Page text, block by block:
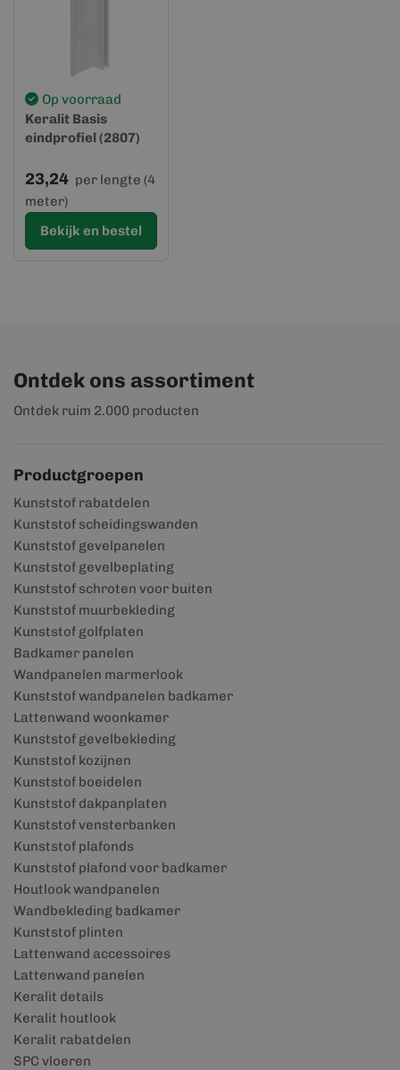
Op voorraad
Keralit Basis
eindprofiel (2807)
23,24 per lengte (4
meter)
Bekijk en bestel
Ontdek ons assortiment
Ontdek ruim 2.000 producten
Productgroepen
Kunststof rabatdelen
Kunststof scheidingswanden
Kunststof gevelpanelen
Kunststof gevelbeplating
Kunststof schroten voor buiten
Kunststof muurbekleding
Kunststof golfplaten
Badkamer panelen
Wandpanelen marmerlook
Kunststof wandpanelen badkamer
Lattenwand woonkamer
Kunststof gevelbekleding
Kunststof kozijnen
Kunststof boeidelen
Kunststof dakpanplaten
Kunststof vensterbanken
Kunststof plafonds
Kunststof plafond voor badkamer
Houtlook wandpanelen
Wandbekleding badkamer
Kunststof plinten
Lattenwand accessoires
Lattenwand panelen
Keralit details
Keralit houtlook
Keralit rabatdelen
SPC vloeren